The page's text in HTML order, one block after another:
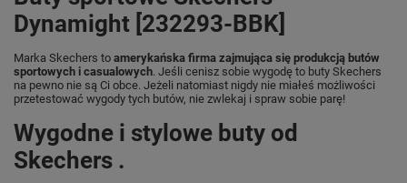
Dynamight [232293-BBK]
Marka Skechers to amerykańska firma zajmująca się produkcją butów
sportowych i casualowych. Jeśli cenisz sobie wygodę to buty Skechers
na pewno nie są Ci obce. Jeżeli natomiast nigdy nie miałeś możliwości
przetestować wygody tych butów, nie zwlekaj i spraw sobie parę!
Wygodne i stylowe buty od
Skechers .